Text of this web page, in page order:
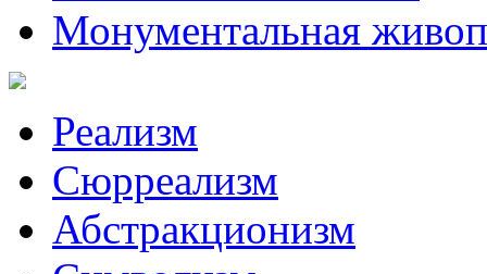
Монументальная
Реализм
Сюрреализм
Абстракционизм